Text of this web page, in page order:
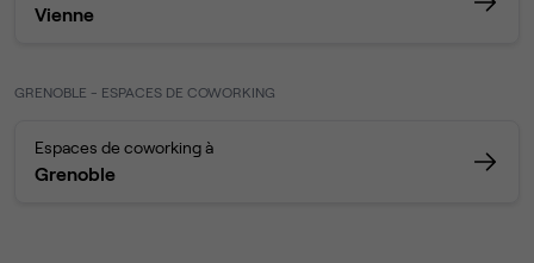
Vienne
GRENOBLE - ESPACES DE COWORKING
Espaces de coworking à
Grenoble